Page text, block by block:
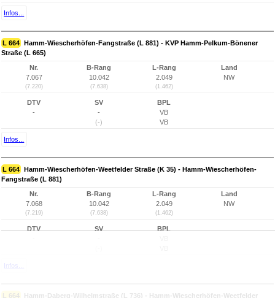
Infos...
L 664 Hamm-Wiescherhöfen-Fangstraße (L 881) - KVP Hamm-Pelkum-Bönener
Straße (L 665)
Nr.
7.067
(7.220)
B-Rang
10.042
(7.638)
L-Rang
2.049
(1.462)
Land
NW
DTV
-
SV
-
(-)
BPL
VB
VB
Infos...
L 664 Hamm-Wiescherhöfen-Weetfelder Straße (K 35) - Hamm-Wiescherhöfen-
Fangstraße (L 881)
Nr.
7.068
(7.219)
B-Rang
10.042
(7.638)
L-Rang
2.049
(1.462)
Land
NW
DTV
SV
BPL
Infos...
L 664 Hamm-Daberg-Wilhelmstraße (L 736) - Hamm-Wiescherhöfen-Weetfelder